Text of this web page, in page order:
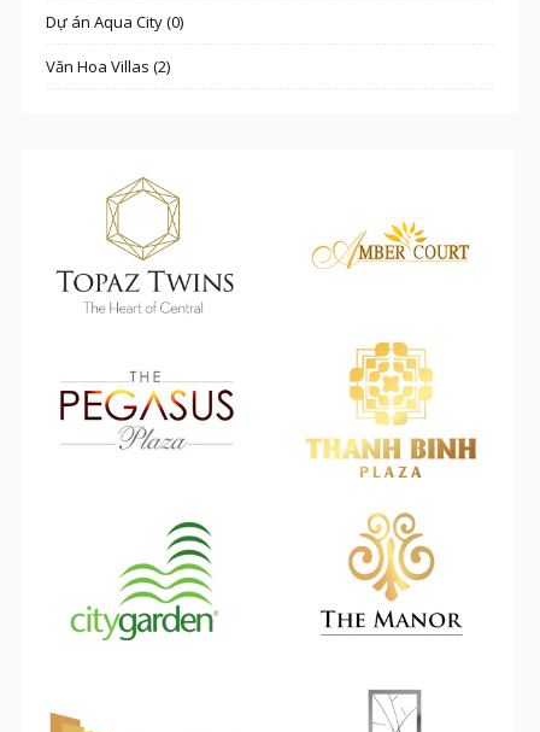
Dự án Aqua City (0)
Văn Hoa Villas (2)